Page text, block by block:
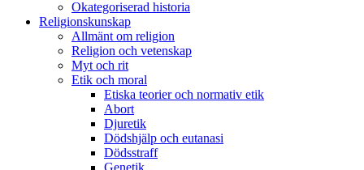
Okategoriserad historia
Religionskunskap
Allmänt om religion
Religion och vetenskap
Myt och rit
Etik och moral
Etiska teorier och normativ etik
Abort
Djuretik
Dödshjälp och eutanasi
Dödsstraff
Genetik